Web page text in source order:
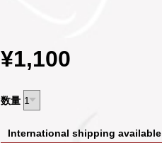
¥1,100
数量
International shipping available